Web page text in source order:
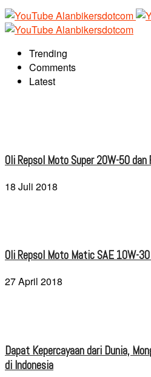
Trending
Comments
Latest
Oli Repsol Moto Super 20W-50
18 Juli 2018
Oli Repsol Moto Matic SAE 10W-
27 April 2018
Dapat Kepercayaan dari Dunia,
di Indonesia